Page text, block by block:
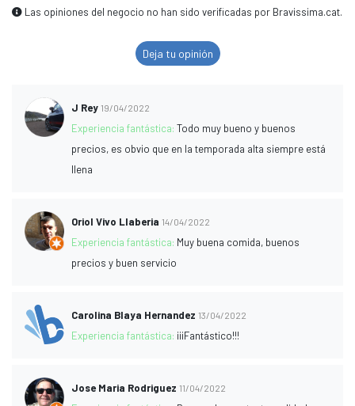
Las opiniones del negocio no han sido verificadas por Bravissima.cat.
Deja tu opinión
J Rey 19/04/2022
Experiencia fantástica:Todo muy bueno y buenos
precios, es obvio que en la temporada alta siempre está
llena
Oriol Vivo Llaberia 14/04/2022
Experiencia fantástica: Muy buena comida, buenos
precios y buen servicio
Carolina Blaya Hernandez 13/04/2022
Experiencia fantástica: ¡¡¡Fantástico!!!
Jose Maria Rodriguez 11/04/2022